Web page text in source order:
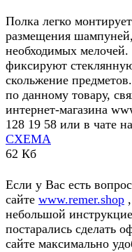
Полка легко
размещения
необходимых
фиксируют
скольжение
по данному товару,
интернет-магазина
128 19 58 или в чате
СХЕМА
62 Кб
Если у Вас есть
сайте www.remer.shop
небольшой
постарались сделать
сайте максимально